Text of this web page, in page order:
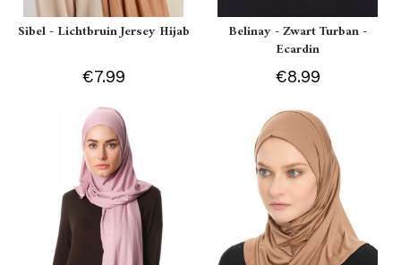
Sibel - Lichtbruin Jersey Hijab
€7.99
Belinay - Zwart Turban -
Ecardin
€8.99